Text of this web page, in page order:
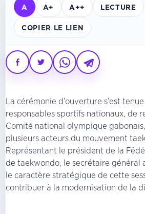
A A+ A++ LECTURE
COPIER LE LIEN
La cérémonie d’ouverture s’est
responsables sportifs nationaux, de
Comité national olympique
plusieurs acteurs du mouvement
Représentant le président de la
de taekwondo, le secrétaire général
le caractère stratégique de cette
contribuer à la modernisation de la